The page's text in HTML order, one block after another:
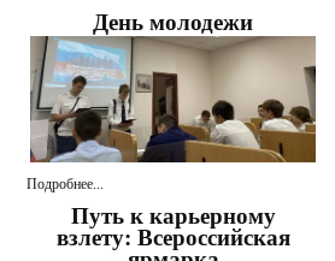
День молодежи
Подробнее...
Путь к карьерному
взлету: Всероссийская